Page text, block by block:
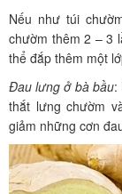
Nếu như túi
chườm thêm 2 – 3
thể đắp thêm một
Đau lưng ở bà bầu:
thắt lưng chườm
giảm những cơn